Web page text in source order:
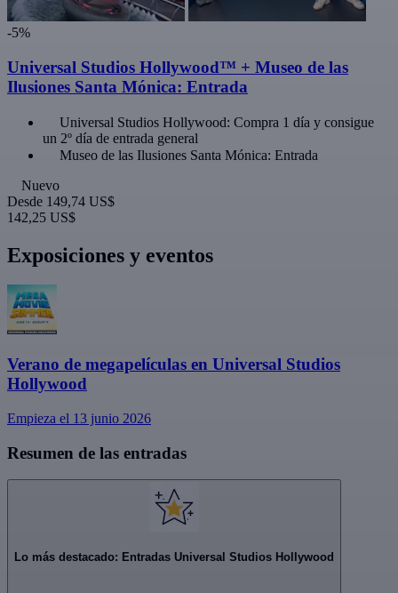
-5%
Universal Studios Hollywood™ + Museo de las
Ilusiones Santa Mónica: Entrada
Universal Studios Hollywood: Compra 1 día y consigue
un 2º día de entrada general
Museo de las Ilusiones Santa Mónica: Entrada
Nuevo
Desde 149,74 US$
142,25 US$
Exposiciones y eventos
Verano de megapelículas en Universal Studios
Hollywood
Empieza el 13 junio 2026
Resumen de las entradas
Lo más destacado: Entradas Universal Studios Hollywood